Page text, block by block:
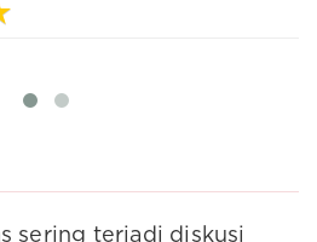
sering terjadi diskusi